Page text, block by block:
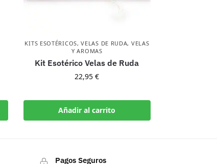
KITS ESOTÉRICOS,VELAS DE RUDA, VELAS
Y AROMAS
Kit Esotérico Velas de Ruda
22,95€
Añadir al carrito
Pagos Seguros